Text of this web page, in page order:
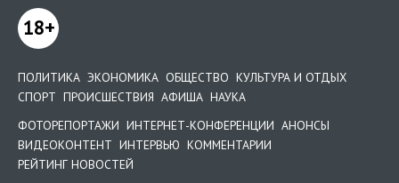
18+
ПОЛИТИКА ЭКОНОМИКА ОБЩЕСТВО КУЛЬТУРА И ОТДЫХ
СПОРТ ПРОИСШЕСТВИЯ АФИША НАУКА
ФОТОРЕПОРТАЖИ ИНТЕРНЕТ-КОНФЕРЕНЦИИ АНОНСЫ
ВИДЕОКОНТЕНТ ИНТЕРВЬЮ КОММЕНТАРИИ
РЕЙТИНГ НОВОСТЕЙ